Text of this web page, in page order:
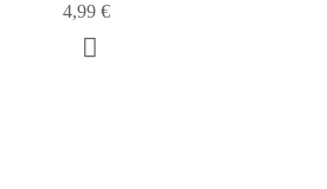
4,99 €